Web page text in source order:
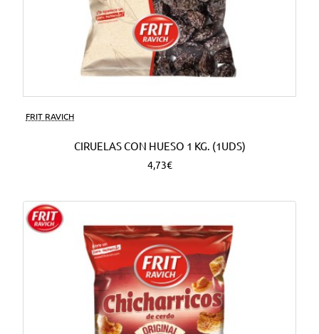
FRIT RAVICH
CIRUELAS CON HUESO 1 KG. (1UDS)
4,73€